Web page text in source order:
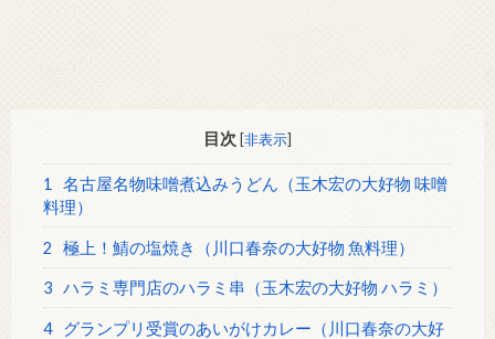
目次 [非表示]
1
名古屋名物味噌煮込みうどん（玉木宏の大好物 味噌
料理）
2 極上！鯖の塩焼き（川口春奈の大好物 魚料理）
3 ハラミ専門店のハラミ串（玉木宏の大好物 ハラミ）
4
グランプリ受賞のあいがけカレー（川口春奈の大好